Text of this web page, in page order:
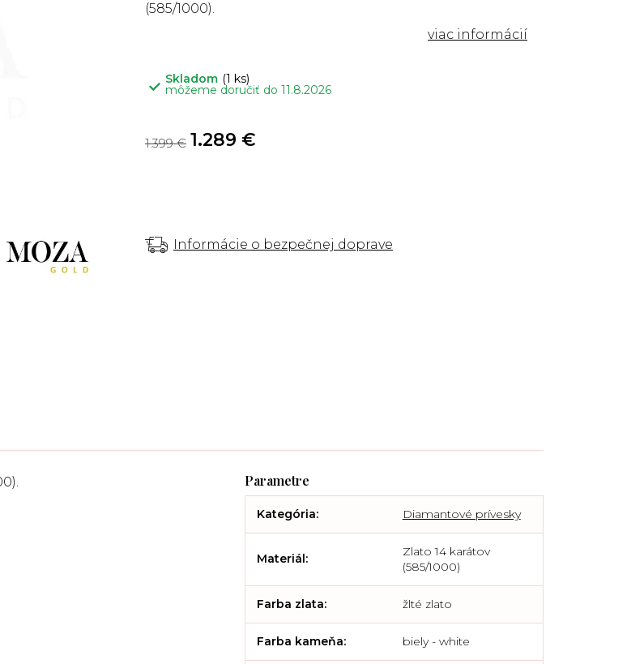
Skladom (1 ks)
môžeme doručiť do 11.8.2026
(585/1000).
Informácie o bezpečnej doprave
1.399 € 1.289 €
Kategória: Diamantové prívesky
Materiál:
Zlato 14 karátov
(585/1000)
Farba zlata: žlté zlato
Farba kameňa: biely - white